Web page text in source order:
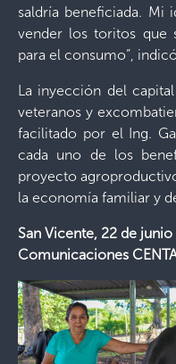
saldría beneficiada. Mi
vender los toritos que
para el consumo”,
La inyección del
veteranos y
facilitado por el Ing.
cada uno de los
proyecto
la economía familiar y
San Vicente, 22 de
Comunicaciones